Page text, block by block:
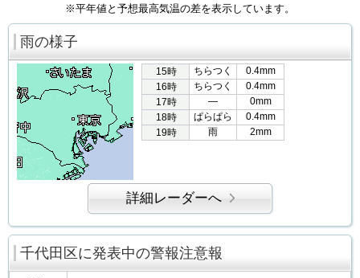
※平年値と予想最高気温の差を表示しています。
雨の様子
15時 ちらつく
0.4mm
16時
ちらつく
0.4mm
17時
―
0mm
18時
ぱらぱら
0.4mm
19時
雨 2mm
詳細レーダーへ
千代田区に発表中の警報注意報